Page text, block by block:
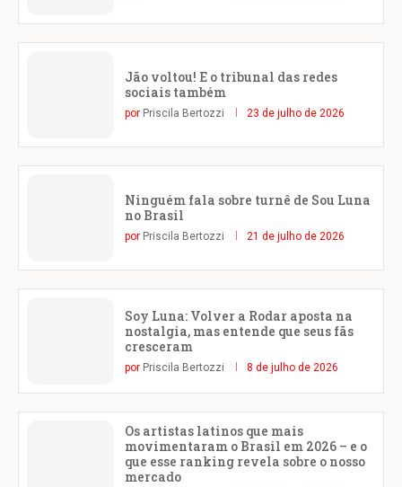
Jão voltou! E o tribunal das redes
sociais também
por Priscila Bertozzi 23 de julho de 2026
Ninguém fala sobre turnê de Sou Luna
no Brasil
por Priscila Bertozzi 21 de julho de 2026
Soy Luna: Volver a Rodar aposta na
nostalgia, mas entende que seus fãs
cresceram
por Priscila Bertozzi 8 de julho de 2026
Os artistas latinos que mais
movimentaram o Brasil em 2026 – e o
que esse ranking revela sobre o nosso
mercado